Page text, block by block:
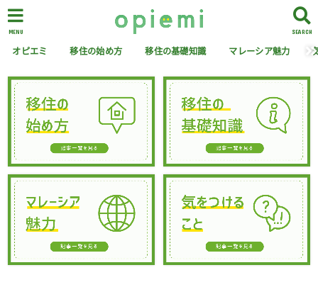
SEARCH
MENU
オピエミ 移住の始め方 移住の基礎知識 マレーシア魅力